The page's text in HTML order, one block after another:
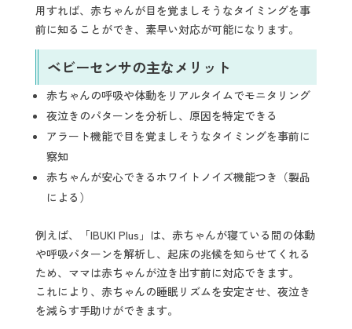
用すれば、赤ちゃんが目を覚ましそうなタイミングを事
前に知ることができ、素早い対応が可能になります。
ベビーセンサの主なメリット
赤ちゃんの呼吸や体動をリアルタイムでモニタリング
夜泣きのパターンを分析し、原因を特定できる
アラート機能で目を覚ましそうなタイミングを事前に
察知
赤ちゃんが安心できるホワイトノイズ機能つき（製品
による）
例えば、「IBUKI Plus」は、赤ちゃんが寝ている間の体動
や呼吸パターンを解析し、起床の兆候を知らせてくれる
ため、ママは赤ちゃんが泣き出す前に対応できます。
これにより、赤ちゃんの睡眠リズムを安定させ、夜泣き
を減らす手助けができます。